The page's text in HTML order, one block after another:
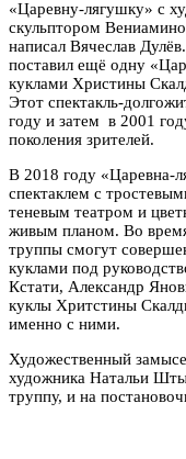
«Царевну-лягушку» с
скульптором
написал Вячеслав
поставил ещё одну
куклами Христины
Этот спектакль-
году и затем в 2001
поколения зрителей.
В 2018 году «Царевна-
спектаклем с
теневым театром и
живым планом. Во
труппы смогут
куклами под
Кстати, Александр
куклы Хритстины
именно с ними.
Художественный
художника Натальи
труппу, и на